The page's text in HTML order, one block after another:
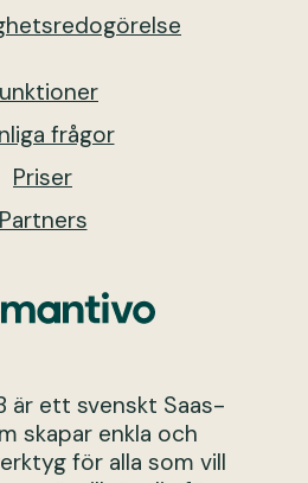
är ett svenskt Saas-
skapar enkla och
för alla som vill
frågor
Priser
Partners